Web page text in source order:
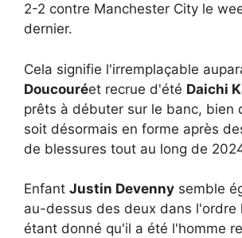
2-2 contre Manchester City le
dernier.
Cela signifie l'irremplaçable
Doucouréet recrue d'été Daichi
prêts à débuter sur le banc, bien
soit désormais en forme après
de blessures tout au long de
Enfant Justin Devenny semble
au-dessus des deux dans l'ordre
étant donné qu'il a été l'homme